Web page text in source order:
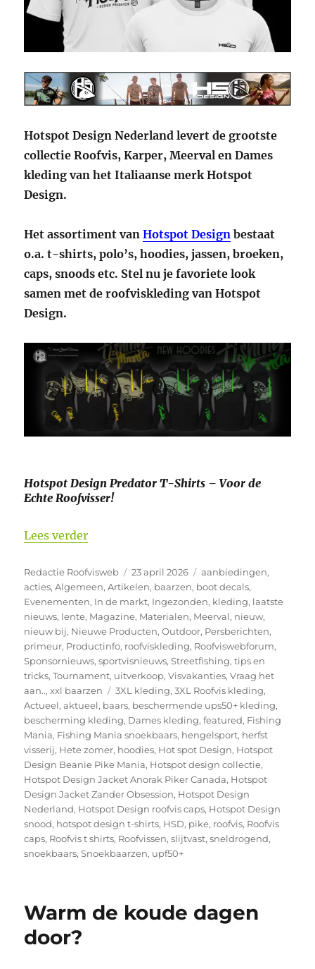
Hotspot Design Nederland levert de grootste
collectie Roofvis, Karper, Meerval en Dames
kleding van het Italiaanse merk Hotspot
Design.
Het assortiment vanHotspot Design bestaat
o.a. t-shirts, polo’s, hoodies, jassen, broeken,
caps, snoods etc. Stel nu je favoriete look
samen met de roofviskleding van Hotspot
Design.
Hotspot Design Predator T-Shirts – Voor de
Echte Roofvisser!
Lees verder“Hotspot Design kleding weer
Auteur
Redactie Roofvisweb
Geplaatst
op
23 april 2026 Categorieën
aanbiedingen,
acties,Algemeen,Artikelen, baarzen, boot decals,
Evenementen, In de markt, Ingezonden, kleding, laatste
nieuws, lente, Magazine, Materialen, Meerval, nieuw,
nieuw bij, Nieuwe Producten,Outdoor, Persberichten,
primeur, Productinfo, roofviskleding, Roofviswebforum,
Sponsornieuws,sportvisnieuws,Streetfishing,tips en
tricks,Tournament, uitverkoop,Visvakanties,Vraag het
aan..,xxl baarzen Tags
3XL kleding,3XL Roofvis kleding,
Actueel,aktueel, baars, beschermende ups50+ kleding,
bescherming kleding, Dames kleding,featured, Fishing
Mania, Fishing Mania snoekbaars, hengelsport, herfst
visserij, Hete zomer, hoodies, Hot spot Design, Hotspot
Design Beanie Pike Mania, Hotspot design collectie,
Hotspot Design Jacket Anorak Piker Canada, Hotspot
Design Jacket Zander Obsession, Hotspot Design
Nederland, Hotspot Design roofvis caps, Hotspot Design
snood, hotspot design t-shirts, HSD, pike, roofvis, Roofvis
caps, Roofvis t shirts, Roofvissen,slijtvast,sneldrogend,
snoekbaars,Snoekbaarzen, upf50+
Warm de koude dagen
door?